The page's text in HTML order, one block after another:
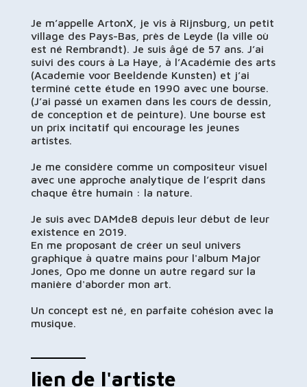
Je m’appelle ArtonX, je vis à Rijnsburg, un petit
village des Pays-Bas, près de Leyde (la ville où
est né Rembrandt). Je suis âgé de 57 ans. J’ai
suivi des cours à La Haye, à l’Académie des arts
(Academie voor Beeldende Kunsten) et j’ai
terminé cette étude en 1990 avec une bourse.
(J’ai passé un examen dans les cours de dessin,
de conception et de peinture). Une bourse est
un prix incitatif qui encourage les jeunes
artistes.
Je me considère comme un compositeur visuel
avec une approche analytique de l’esprit dans
chaque être humain : la nature.
Je suis avec DAMde8 depuis leur début de leur
existence en 2019.
En me proposant de créer un seul univers
graphique à quatre mains pour l'album Major
Jones, Opo me donne un autre regard sur la
manière d'aborder mon art.
Un concept est né, en parfaite cohésion avec la
musique.
lien de l'artiste